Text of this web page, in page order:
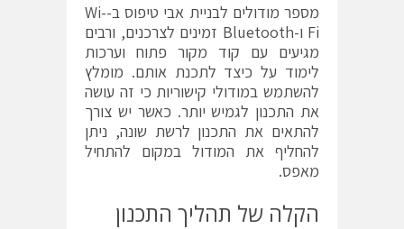
מספר מודולים לבניית אבי טיפוס ב-Wi-
Fi ו-Bluetooth זמינים לצרכנים, ורבים
מגיעים עם קוד מקור פתוח וערכות
לימוד על כיצד לתכנת אותם. מומלץ
להשתמש במודולי קישוריות כי זה עושה
את התכנון לגמיש יותר. כאשר יש צורך
להתאים את התכנון לרשת שונה, ניתן
להחליף את המודול במקום להתחיל
מאפס.
הקלה של תהליך התכנון